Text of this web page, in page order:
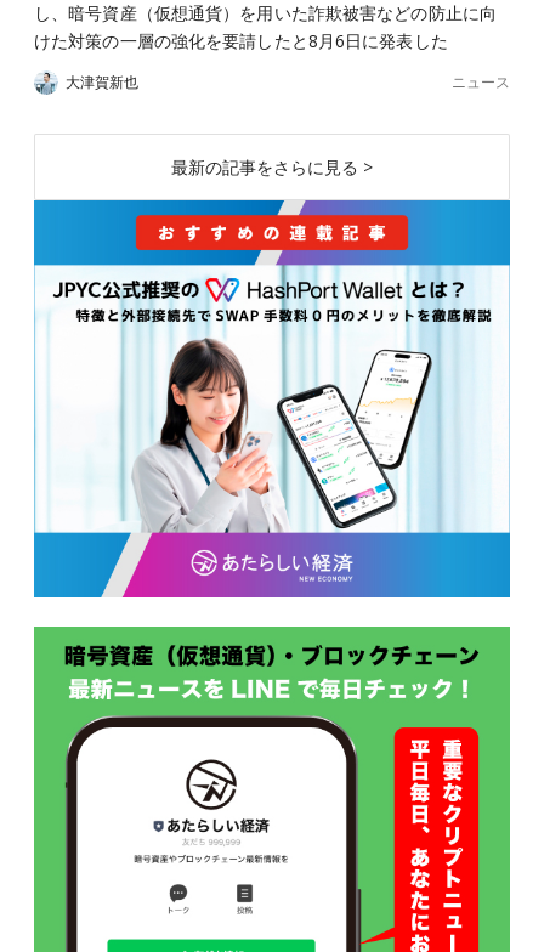
し、暗号資産（仮想通貨）を用いた詐欺被害などの防止に向
けた対策の一層の強化を要請したと8月6日に発表した
大津賀新也 ニュース
最新の記事をさらに見る >